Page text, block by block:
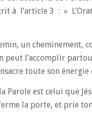
à l’article 3 : »
un cheminement,
l’accomplir
toute son
est celui que
la porte, et prie